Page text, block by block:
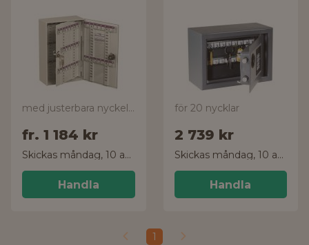
med justerbara nyckellister
fr. 1 184 kr
Skickas måndag, 10 aug.
Handla
för 20 nycklar
2 739 kr
Skickas måndag, 10 aug.
Handla
1